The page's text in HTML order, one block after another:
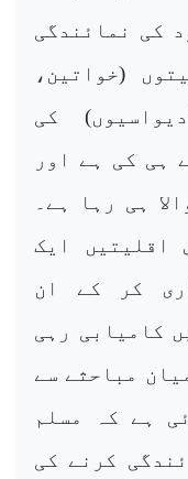
کی نمائندگی
(خواتین،
کی
ہی کی ہے اور
ہی رہا ہے۔
اقلیتیں ایک
کر کے ان
کامیابی رہی
مباحثے سے
ہے کہ مسلم
کرنے کی